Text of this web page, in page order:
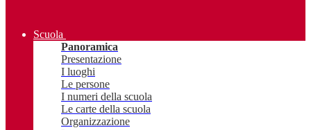
Scuola
Panoramica
Presentazione
I luoghi
Le persone
I numeri della scuola
Le carte della scuola
Organizzazione